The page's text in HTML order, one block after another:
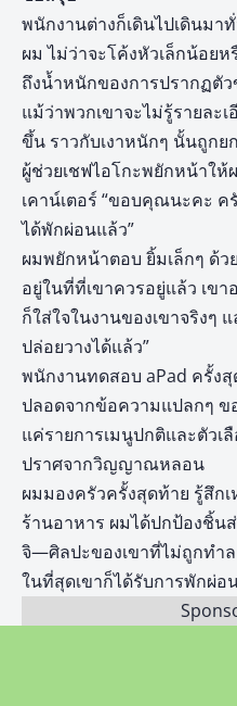
พนักงานต่างก็เดินไปเดินม
ผม ไม่ว่าจะโค้งหัวเล็กน้อย
ถึงน้ำหนักของการปรากฏตัว
แม้ว่าพวกเขาจะไม่รู้รายละ
ขึ้น ราวกับเงาหนักๆ นั้นถูกย
ผู้ช่วยเชฟไอโกะพยักหน้าให้
เคาน์เตอร์ “ขอบคุณนะคะ ค
ได้พักผ่อนแล้ว”
ผมพยักหน้าตอบ ยิ้มเล็กๆ ด้ว
อยู่ในที่ที่เขาควรอยู่แล้ว เขา
ก็ใส่ใจในงานของเขาจริงๆ
ปล่อยวางได้แล้ว”
พนักงานทดสอบ aPad ครั้ง
ปลอดจากข้อความแปลกๆ
แค่รายการเมนูปกติและตัวเ
ปราศจากวิญญาณหลอน
ผมมองครัวครั้งสุดท้าย รู้สึก
ร้านอาหาร ผมได้ปกป้องชิ้น
จิ—ศิลปะของเขาที่ไม่ถูกทำ
ในที่สุดเขาก็ได้รับการพักผ่อ